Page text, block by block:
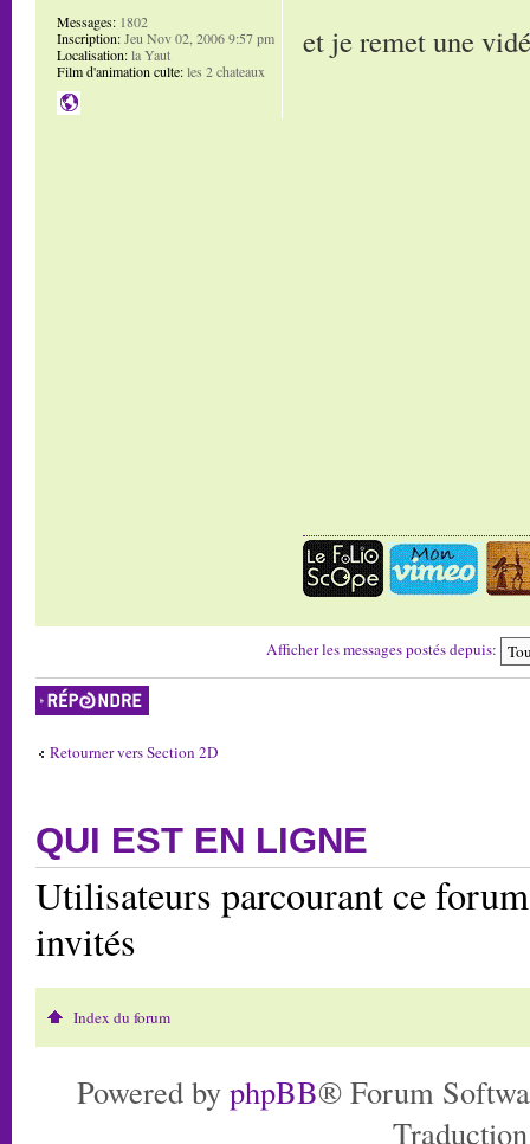
et je remet une
Messages: 1802
Inscription:Jeu Nov 02, 2006 9:57 pm
Localisation:la Yaut
Film d'animation culte:les 2 chateaux
Afficher les messages postés depuis:
Répondre
Retourner vers Section 2D
QUI EST EN LIGNE
Utilisateurs parcourant ce
invités
Index du forum
Powered by phpBB® Forum